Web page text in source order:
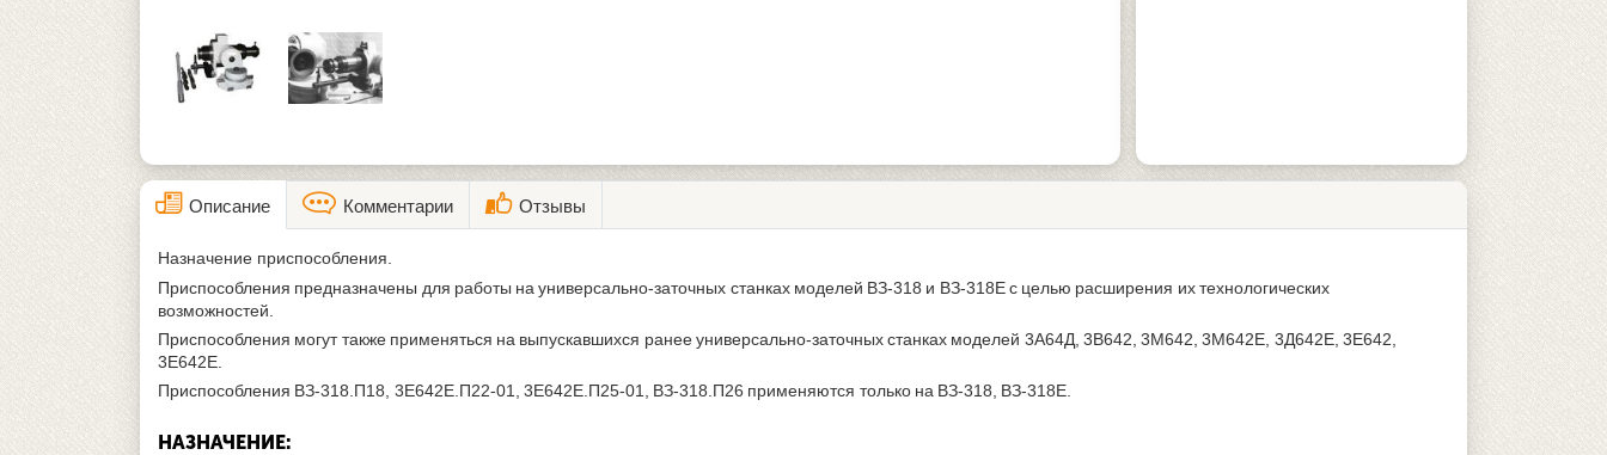
Описание Комментарии Отзывы
Назначение приспособления.
Приспособления предназначены для работы на универсально-заточных станках моделей ВЗ-318 и ВЗ-318Е с целью расширения их технологических
возможностей.
Приспособления могут также применяться на выпускавшихся ранее универсально-заточных станках моделей 3А64Д, 3В642, 3М642, 3М642Е, 3Д642Е, 3Е642,
3Е642Е.
Приспособления ВЗ-318.П18, 3Е642Е.П22-01, 3Е642Е.П25-01, ВЗ-318.П26 применяются только на ВЗ-318, ВЗ-318Е.
НАЗНАЧЕНИЕ: